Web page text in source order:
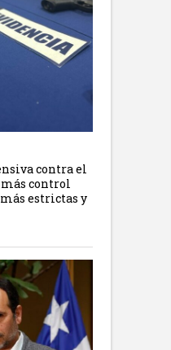
contra el
control
estrictas y